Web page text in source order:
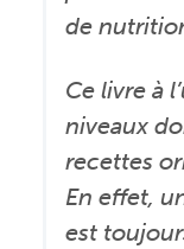
de
Ce livre à
niveaux
recettes
En effet,
est